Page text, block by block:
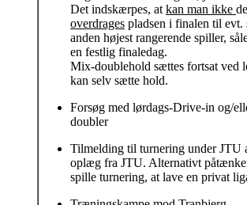
Det indskærpes, at kan man ikke
overdrages pladsen i finalen til evt.
anden højest rangerende spiller,
en festlig finaledag.
Mix-doublehold sættes fortsat ved
kan selv sætte hold.
Forsøg med lørdags-Drive-in og/
doubler
Tilmelding til turnering under JTU
oplæg fra JTU. Alternativt
spille turnering, at lave en privat